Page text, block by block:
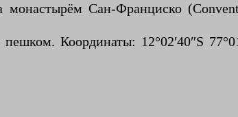
Сан-Франциско
Координаты: 12°02′40″S